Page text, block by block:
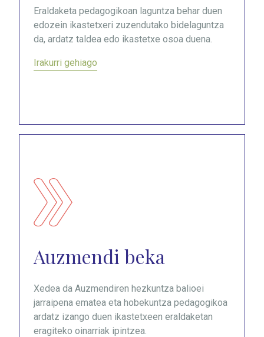
Eraldaketa pedagogikoan laguntza behar duen
edozein ikastetxeri zuzendutako bidelaguntza
da, ardatz taldea edo ikastetxe osoa duena.
Irakurri gehiago
Auzmendi beka
Xedea da Auzmendiren hezkuntza balioei
jarraipena ematea eta hobekuntza pedagogikoa
ardatz izango duen ikastetxeen eraldaketan
eragiteko oinarriak ipintzea.